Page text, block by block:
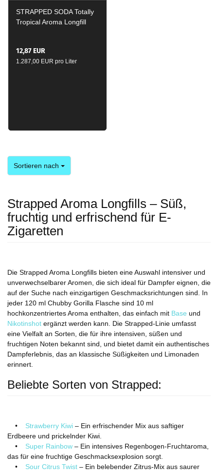
STRAPPED SODA Totally
Tropical Aroma Longfill
12,87 EUR
1.287,00 EUR pro Liter
Sortieren nach
Sortieren nach
Strapped Aroma Longfills – Süß,
fruchtig und erfrischend für E-
Zigaretten
Die Strapped Aroma Longfills bieten eine Auswahl intensiver und
unverwechselbarer Aromen, die sich ideal für Dampfer eignen, die
auf der Suche nach einzigartigen Geschmacksrichtungen sind. In
jeder 120 ml Chubby Gorilla Flasche sind 10 ml
hochkonzentriertes Aroma enthalten, das einfach mit Base und
Nikotinshot ergänzt werden kann. Die Strapped-Linie umfasst
eine Vielfalt an Sorten, die für ihre intensiven, süßen und
fruchtigen Noten bekannt sind, und bietet damit ein authentisches
Dampferlebnis, das an klassische Süßigkeiten und Limonaden
erinnert.
Beliebte Sorten von Strapped:
• Strawberry Kiwi – Ein erfrischender Mix aus saftiger
Erdbeere und prickelnder Kiwi.
• Super Rainbow – Ein intensives Regenbogen-Fruchtaroma,
das für eine fruchtige Geschmacksexplosion sorgt.
• Sour Citrus Twist – Ein belebender Zitrus-Mix aus saurer